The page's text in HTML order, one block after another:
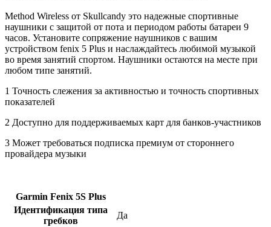
Method Wireless от Skullcandy это надежные спортивные
наушники с защитой от пота и периодом работы батареи 9
часов. Установите сопряжение наушников с вашим
устройством fenix 5 Plus и наслаждайтесь любимой музыкой
во время занятий спортом. Наушники остаются на месте при
любом типе занятий.
1 Точность слежения за активностью и точность спортивных
показателей
2 Доступно для поддерживаемых карт для банков-участников
3 Может требоваться подписка премиум от стороннего
провайдера музыки
Garmin Fenix 5S Plus
Идентификация типа
гребков
Да